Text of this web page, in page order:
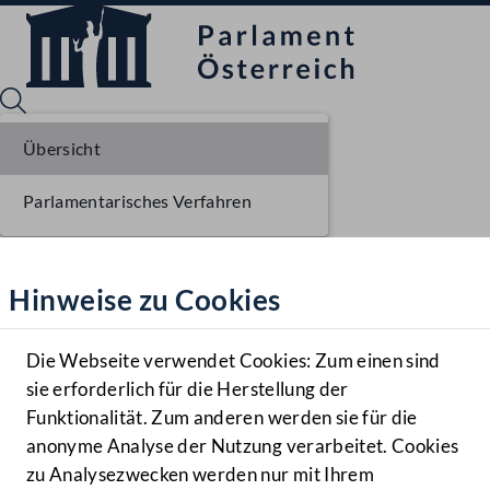
Hilfe
Benutzer
Navigationsmenü öffnen
MENÜ
Hinweise zu Cookies
Die Webseite verwendet Cookies: Zum einen sind
sie erforderlich für die Herstellung der
Funktionalität. Zum anderen werden sie für die
anonyme Analyse der Nutzung verarbeitet. Cookies
zu Analysezwecken werden nur mit Ihrem
Übersicht
Parlamentarisches Verfahren